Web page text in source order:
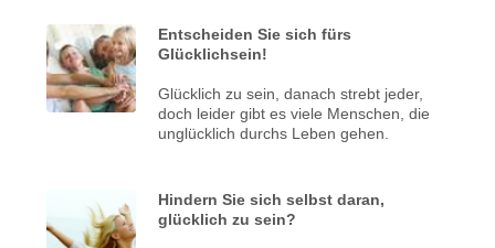
Entscheiden Sie sich fürs
Glücklichsein!
Glücklich zu sein, danach strebt jeder,
doch leider gibt es viele Menschen, die
unglücklich durchs Leben gehen.
Hindern Sie sich selbst daran,
glücklich zu sein?